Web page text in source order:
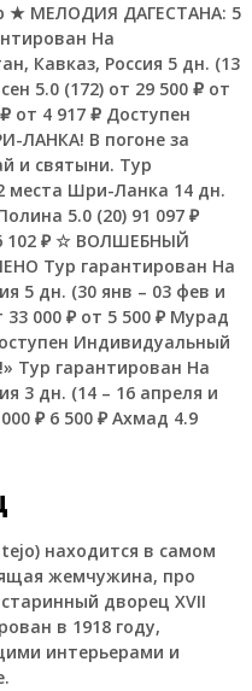
★ МЕЛОДИЯ ДАГЕСТАНА: 5
На
Кавказ, Россия 5 дн. (13
5.0 (172) от 29 500 ₽ от
от 4 917 ₽ Доступен
ЛАНКА! В погоне за
и святыни. Тур
места Шри-Ланка 14 дн.
5.0 (20) 91 097 ₽
102 ₽ ☆ ВОЛШЕБНЫЙ
Тур гарантирован На
5 дн. (30 янв – 03 фев и
33 000 ₽ от 5 500 ₽ Мурад
Индивидуальный
Тур гарантирован На
3 дн. (14 – 16 апреля и
₽ 6 500 ₽ Ахмад 4.9
находится в самом
жемчужина, про
дворец XVII
в 1918 году,
интерьерами и